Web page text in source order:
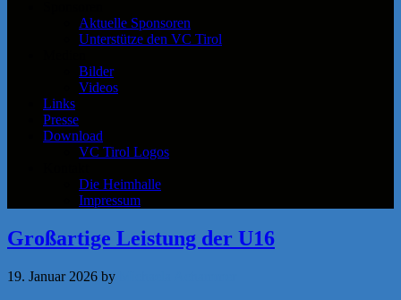
Aktuelle Sponsoren
Unterstütze den VC Tirol
Bilder
Videos
Links
Presse
Download
VC Tirol Logos
Die Heimhalle
Impressum
Großartige Leistung der U16
19. Januar 2026 by